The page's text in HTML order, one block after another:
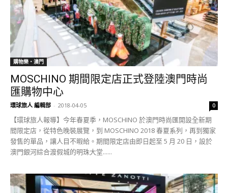
購物樂‧澳門
MOSCHINO 期間限定店正式登陸澳門時尚
匯購物中心
環球旅人 編輯部 - 2018-04-05 0
【環球旅人報導】今年春夏季，MOSCHINO 於澳門時尚匯開設全新期
間限定店，從特色晚裝展覽，到 MOSCHINO 2018 春夏系列，再到獨家
發售的單品，讓人目不暇給。期間限定店由即日起至 5 月 20 日，設於
澳門銀河綜合渡假城的明珠大堂......